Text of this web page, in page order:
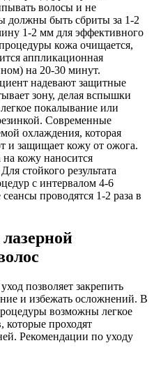
волосы и не
должны быть сбриты за 1-2
1-2 мм для эффективного
кожа очищается,
аппликационная
на 20-30 минут.
надевают защитные
зону, делая вспышки
покалывание или
Современные
охлаждения, которая
и защищает кожу от ожога.
кожу наносится
стойкого результата
с интервалом 4-6
проводятся 1-2 раза в
позволяет закрепить
и избежать осложнений. В
возможны легкое
которые проходят
Рекомендации по уходу